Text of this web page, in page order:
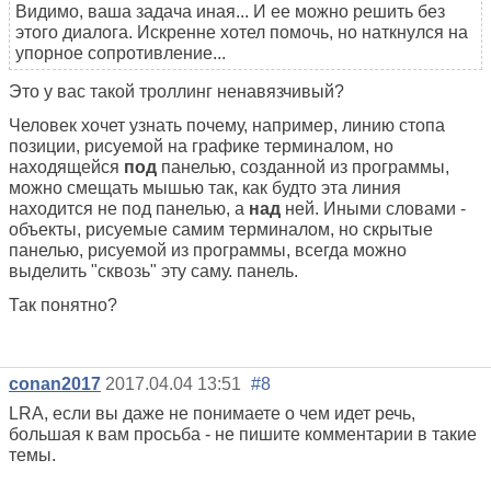
Видимо, ваша задача иная... И ее можно решить без
этого диалога. Искренне хотел помочь, но наткнулся на
упорное сопротивление...
Это у вас такой троллинг ненавязчивый?
Человек хочет узнать почему, например, линию стопа
позиции, рисуемой на графике терминалом, но
находящейся под панелью, созданной из программы,
можно смещать мышью так, как будто эта линия
находится не под панелью, а над ней. Иными словами -
объекты, рисуемые самим терминалом, но скрытые
панелью, рисуемой из программы, всегда можно
выделить "сквозь" эту саму. панель.
Так понятно?
conan2017 2017.04.04 13:51 #8
LRA, если вы даже не понимаете о чем идет речь,
большая к вам просьба - не пишите комментарии в такие
темы.